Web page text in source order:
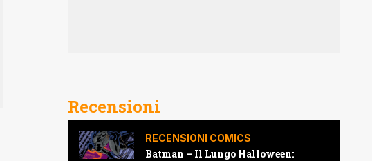
Recensioni
RECENSIONI COMICS
Batman – Il Lungo Halloween: